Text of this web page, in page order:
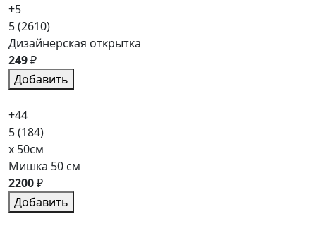
+5
5(2610)
Дизайнерская открытка
249₽
Добавить
+44
5(184)
x 50см
Мишка 50 см
2200₽
Добавить